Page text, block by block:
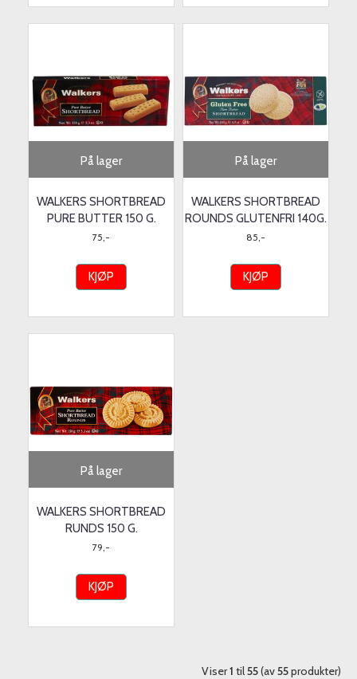
På lager
WALKERS SHORTBREAD
PURE BUTTER 150 G.
75,-
KJØP
På lager
WALKERS SHORTBREAD
ROUNDS GLUTENFRI 140G.
85,-
KJØP
På lager
WALKERS SHORTBREAD
RUNDS 150 G.
79,-
KJØP
Viser1 til55(av55produkter)